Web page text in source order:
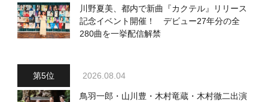
川野夏美、都内で新曲『カクテル』リリース
記念イベント開催！ デビュー27年分の全
280曲を一挙配信解禁
2026.08.04
鳥羽一郎・山川豊・木村竜蔵・木村徹二出演